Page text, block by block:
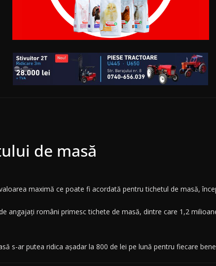
de masă
maximă ce poate fi acordată pentru tichetul de masă,
angajați români primesc tichete de masă, dintre care 1,2
s-ar putea ridica așadar la 800 de lei pe lună pentru fiecare